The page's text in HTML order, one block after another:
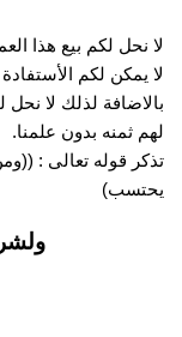
لا نحل لكم بيع هذا
لا يمكن لكم
بالاضافة لذلك لا
لهم ثمنه بدون علمنا.
تذكر قوله تعالى :
يحتسب)